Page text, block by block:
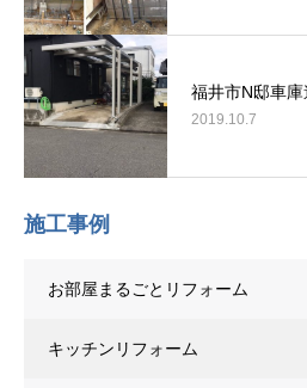
福井市N邸車庫
2019.10.7
施工事例
お部屋まるごとリフォーム
キッチンリフォーム